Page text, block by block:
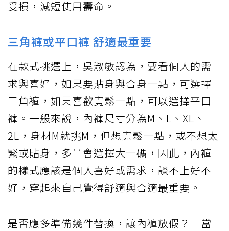
受損，減短使用壽命。
三角褲或平口褲 舒適最重要
在款式挑選上，吳淑敏認為，要看個人的需
求與喜好，如果要貼身與合身一點，可選擇
三角褲，如果喜歡寬鬆一點，可以選擇平口
褲。一般來說，內褲尺寸分為M、L、XL、
2L，身材M就挑M，但想寬鬆一點，或不想太
緊或貼身，多半會選擇大一碼，因此，內褲
的樣式應該是個人喜好或需求，談不上好不
好，穿起來自己覺得舒適與合適最重要。
是否應多準備幾件替換，讓內褲放假？「當